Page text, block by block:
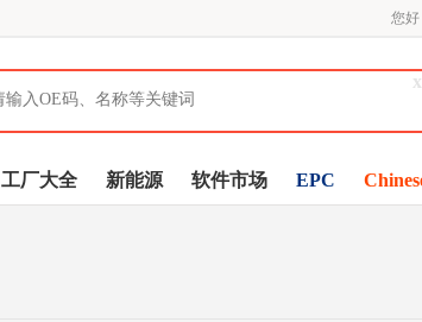
您
x
工厂大全 新能源 软件市场 EPC